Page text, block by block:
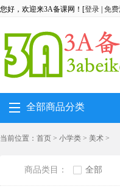
您好，欢迎来3A备课网！[登录 免
全部商品分类
当前位置： 首页 > 小学类 > 美术 >
商品类目： 全部